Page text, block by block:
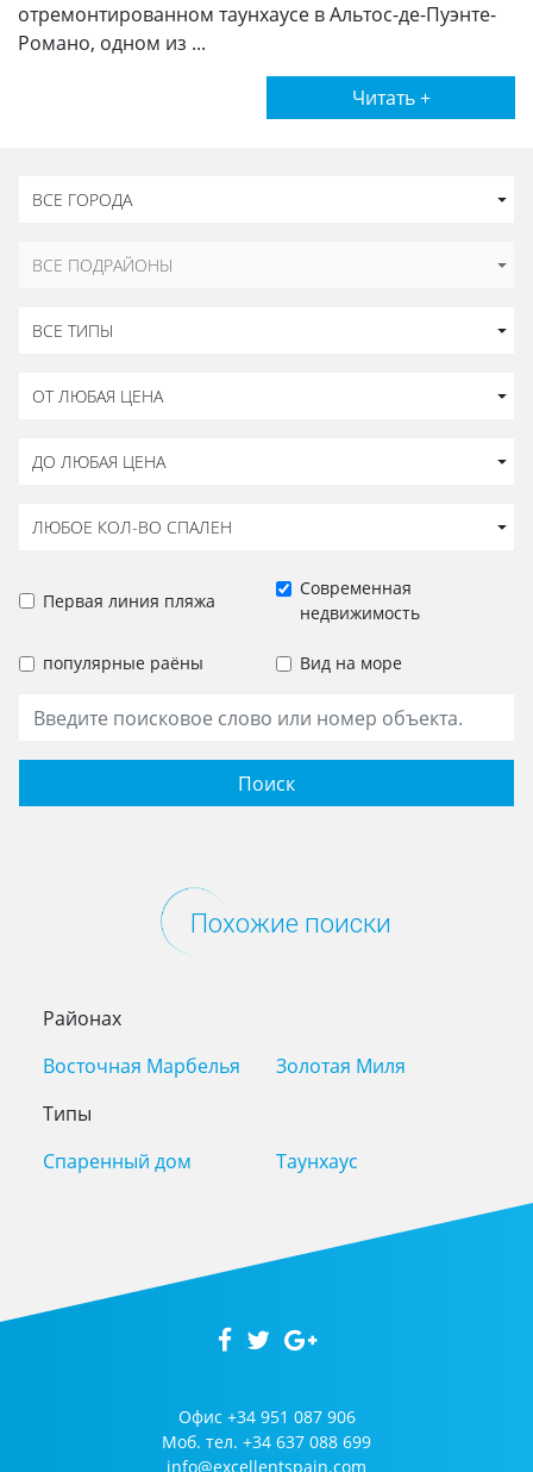
ВСЕ ГОРОДА
ВСЕ ПОДРАЙОНЫ
ВСЕ ТИПЫ
ОТ ЛЮБАЯ ЦЕНА
ДО ЛЮБАЯ ЦЕНА
ЛЮБОЕ КОЛ-ВО СПАЛЕН
Первая линия пляжа
Современная
недвижимость
популярные раёны Вид на море
Поиск
отремонтированном таунхаусе в Альтос-де-Пуэнте-
Романо, одном из ...
Читать +
Похожие поиски
Районах
Восточная Марбелья
Золотая Миля
Типы
Спаренный дом
Таунхаус
Офис +34 951 087 906
Моб. тел. +34 637 088 699
info@excellentspain.com